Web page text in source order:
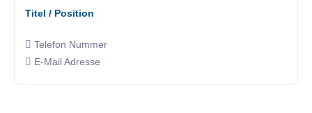
Titel / Position
Telefon Nummer
E-Mail Adresse